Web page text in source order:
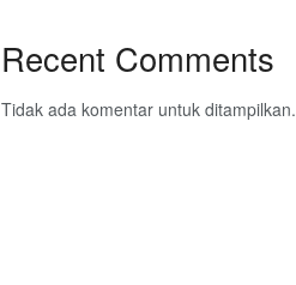
Recent Comments
Tidak ada komentar untuk ditampilkan.